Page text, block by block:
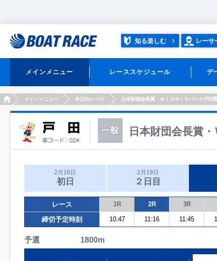
知る楽しむ レーサ
メインメニュー レーススケジュール デ
HOMEメインメニュー 本日のレース 日本財団会長賞・ＷＩＮＷＩＮパーク戸田
日本財団会長賞
2月18日
初日
2月19日
２日目
レース 1R 2R 3R
締切予定時刻 10:47 11:16 11:45
予選 1800m